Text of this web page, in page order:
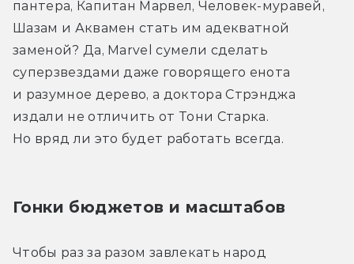
пантера, Капитан Марвел, Человек-муравей,
Шазам и Аквамен стать им адекватной
заменой? Да, Marvel сумели сделать
суперзвездами даже говорящего енота
и разумное дерево, а доктора Стрэнджа
издали не отличить от Тони Старка.
Но вряд ли это будет работать всегда.
Гонки бюджетов и масштабов
Чтобы раз за разом завлекать народ